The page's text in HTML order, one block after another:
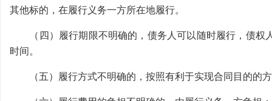
其他标的，在履行义务一方所在地履行。
（四）履行期限不明确的，债务人可以随时履行，债权
时间。
（五）履行方式不明确的，按照有利于实现合同目的的